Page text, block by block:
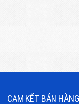
CAM KẾT BÁN HÀNG